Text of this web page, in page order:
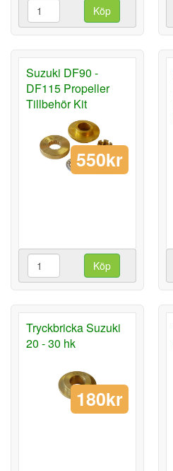
Köp
Suzuki DF90 -
DF115 Propeller
Tillbehör Kit
550kr
Köp
Tryckbricka Suzuki
20 - 30 hk
180kr